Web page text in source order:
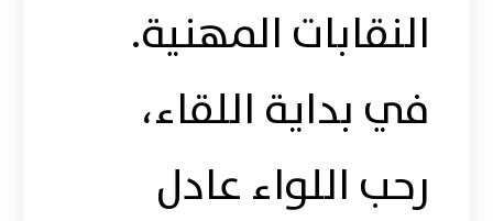
النقابات المهنية.
في بداية اللقاء،
رحب اللواء عادل